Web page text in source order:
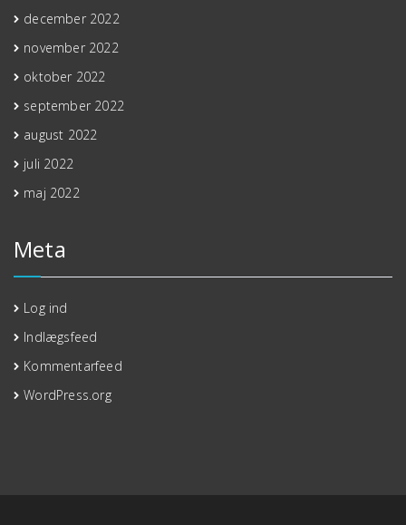
december 2022
november 2022
oktober 2022
september 2022
august 2022
juli 2022
maj 2022
Meta
Log ind
Indlægsfeed
Kommentarfeed
WordPress.org